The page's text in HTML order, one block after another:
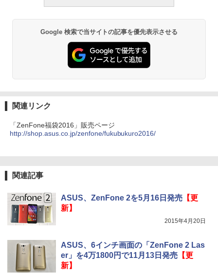
Google 検索で当サイトの記事を優先表示させる
関連リンク
「ZenFone福袋2016」販売ページ
http://shop.asus.co.jp/zenfone/fukubukuro2016/
関連記事
ASUS、ZenFone 2を5月16日発売【更
新】
2015年4月20日
ASUS、6インチ画面の「ZenFone 2 Las
er」を4万1800円で11月13日発売【更
新】